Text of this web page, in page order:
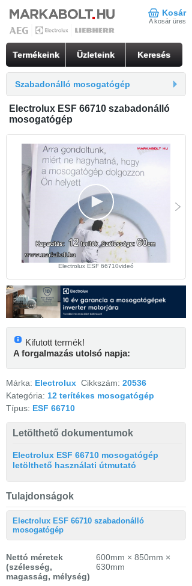
Kosár
A kosár üres
Termékeink Üzleteink Keresés
Szabadonálló mosogatógép
Electrolux ESF 66710 szabadonálló
mosogatógép
Electrolux ESF 66710videó
Kifutott termék!
A forgalmazás utolsó napja:
Márka: Electrolux Cikkszám: 20536
Kategória: 12 terítékes mosogatógép
Típus: ESF 66710
Letölthető dokumentumok
Electrolux ESF 66710 mosogatógép
letölthető használati útmutató
Tulajdonságok
Electrolux ESF 66710 szabadonálló
mosogatógép
Nettó méretek
(szélesség,
magasság, mélység)
600mm × 850mm ×
630mm